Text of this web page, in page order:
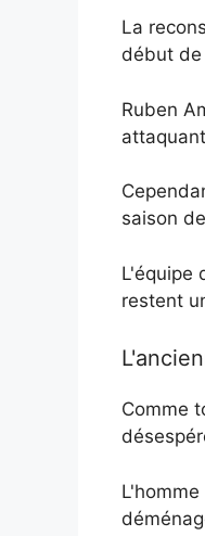
La
début de
Ruben
saison
L'équipe
restent
Comme